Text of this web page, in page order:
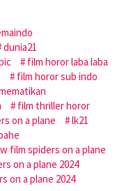
dunia21
film horor laba laba
film horor sub indo
film thriller horor
on a plane
lk21
film spiders on a plane
on a plane 2024
on a plane 2024